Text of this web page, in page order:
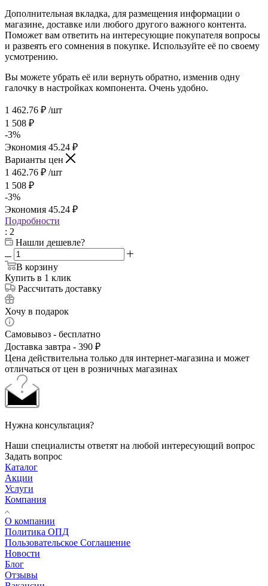
Дополнительная вкладка, для размещения информации о
магазине, доставке или любого другого важного контента.
Поможет вам ответить на интересующие покупателя вопросы
и развеять его сомнения в покупке. Используйте её по своему
усмотрению.
Вы можете убрать её или вернуть обратно, изменив одну
галочку в настройках компонента. Очень удобно.
1 462.76 ₽ /шт
1 508 ₽
-3%
Экономия 45.24 ₽
Варианты цен
1 462.76 ₽ /шт
1 508 ₽
-3%
Экономия 45.24 ₽
Подробности
: 2
Нашли дешевле?
В корзину
Купить в 1 клик
Рассчитать доставку
Хочу в подарок
Самовывоз - бесплатно
Доставка завтра - 390 ₽
Цена действительна только для интернет-магазина и может
отличаться от цен в розничных магазинах
Нужна консультация?
Наши специалисты ответят на любой интересующий вопрос
Задать вопрос
Каталог
Акции
Услуги
Компания
О компании
Политика ОПД
Пользовательское Соглашение
Новости
Блог
Отзывы